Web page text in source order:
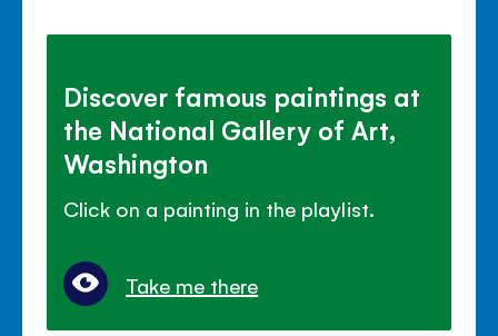
Discover famous paintings at
the National Gallery of Art,
Washington
Click on a painting in the playlist.
Take me there